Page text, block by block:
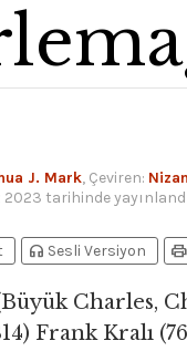
J. Mark, Çeviren:
2023 tarihinde
headphones Sesli Versiyon print
Charles,
Frank Kralı